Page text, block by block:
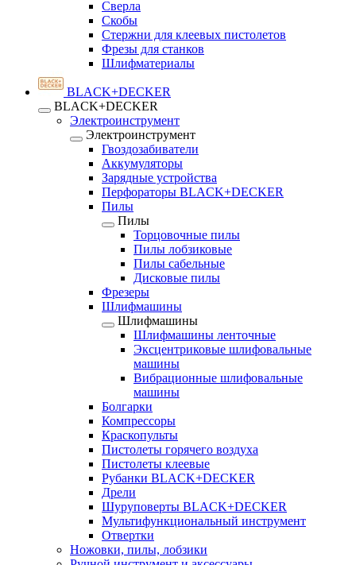
Сверла
Скобы
Стержни для клеевых пистолетов
Фрезы для станков
Шлифматериалы
BLACK+DECKER
BLACK+DECKER
Электроинструмент
Электроинструмент
Гвоздозабиватели
Аккумуляторы
Зарядные устройства
Перфораторы BLACK+DECKER
Пилы
Пилы
Торцовочные пилы
Пилы лобзиковые
Пилы сабельные
Дисковые пилы
Фрезеры
Шлифмашины
Шлифмашины
Шлифмашины ленточные
Эксцентриковые шлифовальные
машины
Вибрационные шлифовальные
машины
Болгарки
Компрессоры
Краскопульты
Пистолеты горячего воздуха
Пистолеты клеевые
Рубанки BLACK+DECKER
Дрели
Шуруповерты BLACK+DECKER
Мультифункциональный инструмент
Отвертки
Ножовки, пилы, лобзики